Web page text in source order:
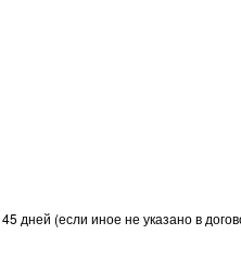
дней (если иное не указано в